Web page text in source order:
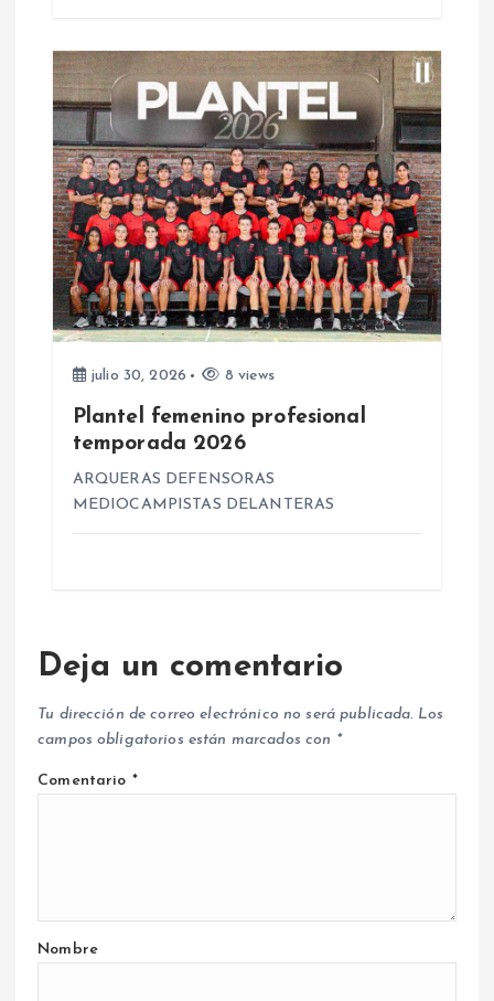
d
a
s
julio 30, 2026 8 views
Plantel femenino profesional
temporada 2026
ARQUERAS DEFENSORAS
MEDIOCAMPISTAS DELANTERAS
Deja un comentario
Tu dirección de correo electrónico no será publicada. Los
campos obligatorios están marcados con *
Comentario *
Nombre